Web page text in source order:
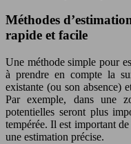
Méthodes
rapide et facile
Une méthode simple pour
à prendre en compte la
existante (ou son absence)
Par exemple, dans une
potentielles seront plus
tempérée. Il est important
une estimation précise.